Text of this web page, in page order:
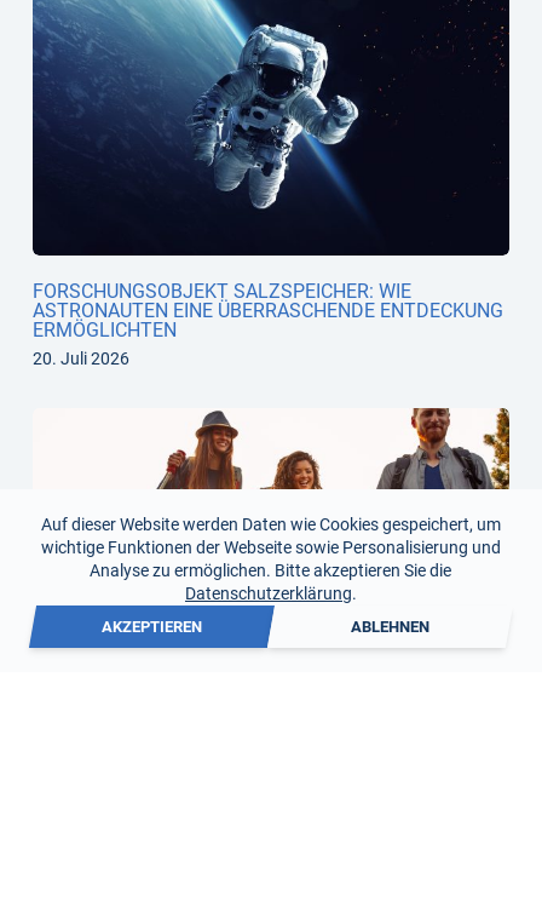
FORSCHUNGSOBJEKT SALZSPEICHER: WIE
ASTRONAUTEN EINE ÜBERRASCHENDE ENTDECKUNG
ERMÖGLICHTEN
20. Juli 2026
Auf dieser Website werden Daten wie Cookies gespeichert, um
wichtige Funktionen der Webseite sowie Personalisierung und
Analyse zu ermöglichen. Bitte akzeptieren Sie die
Datenschutzerklärung.
AKZEPTIEREN ABLEHNEN